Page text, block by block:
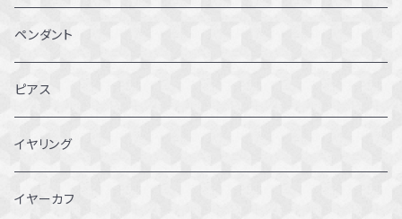
1～1.5号
2～2.5号
3~3.5号
4～4.5号
ペンダント
ピアス
イヤリング
イヤーカフ